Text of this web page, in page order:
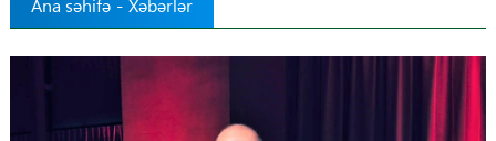
Ana səhifə - Xəbərlər
Regionlar